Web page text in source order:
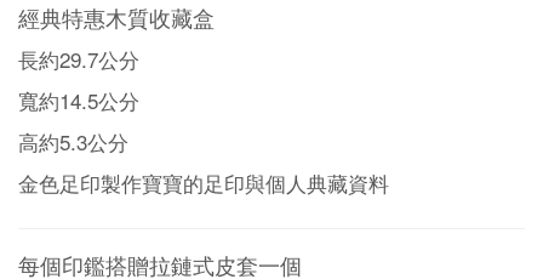
經典特惠木質收藏盒
長約29.7公分
寬約14.5公分
高約5.3公分
金色足印製作寶寶的足印與個人典藏資料
每個印鑑搭贈拉鏈式皮套一個